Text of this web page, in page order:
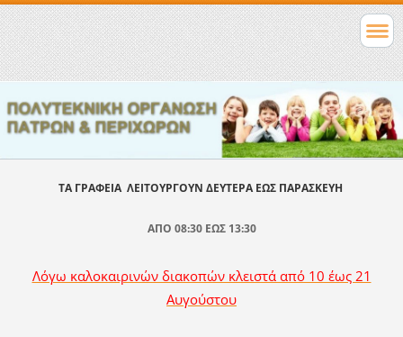
ΤΑ ΓΡΑΦΕΙΑ ΛΕΙΤΟΥΡΓΟΥΝ ΔΕΥΤΕΡΑ ΕΩΣ ΠΑΡΑΣΚΕΥΗ
ΑΠΟ 08:30 ΕΩΣ 13:30
Λόγω καλοκαιρινών διακοπών κλειστά από 10 έως 21
Αυγούστου